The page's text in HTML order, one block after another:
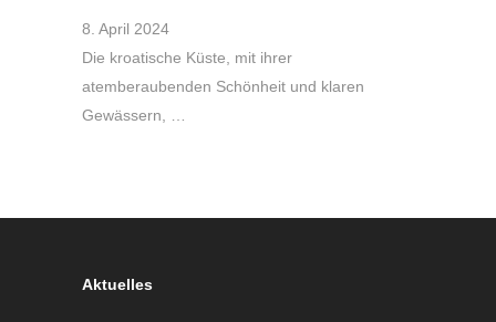
8. April 2024
Die kroatische Küste, mit ihrer
atemberaubenden Schönheit und klaren
Gewässern, …
Aktuelles